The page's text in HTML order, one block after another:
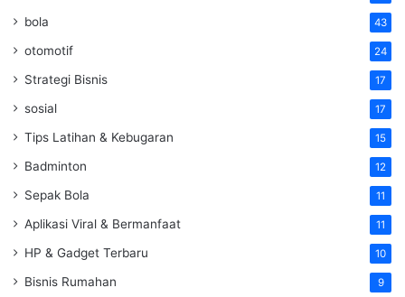
bola 43
otomotif 24
Strategi Bisnis 17
sosial 17
Tips Latihan & Kebugaran 15
Badminton 12
Sepak Bola 11
Aplikasi Viral & Bermanfaat 11
HP & Gadget Terbaru 10
Bisnis Rumahan 9